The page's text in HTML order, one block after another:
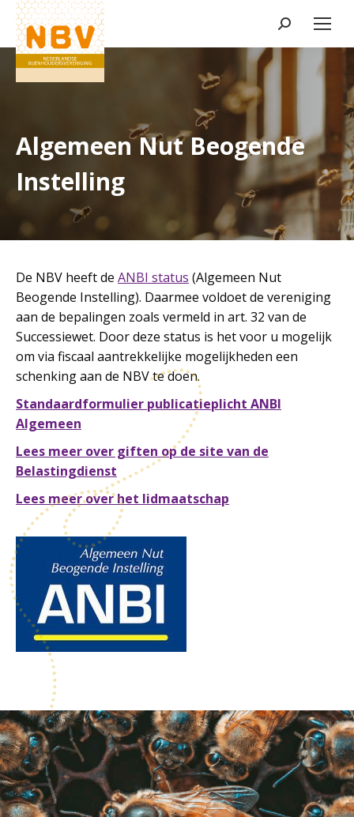
Zoeken:
Algemeen Nut Beogende
Instelling
De NBV heeft de ANBI status (Algemeen Nut
Beogende Instelling). Daarmee voldoet de vereniging
aan de bepalingen zoals vermeld in art. 32 van de
Successiewet. Door deze status is het voor u mogelijk
om via fiscaal aantrekkelijke mogelijkheden een
schenking aan de NBV te doen.
Standaardformulier publicatieplicht ANBI
Algemeen
Lees meer over giften op de site van de
Belastingdienst
Lees meer over het lidmaatschap